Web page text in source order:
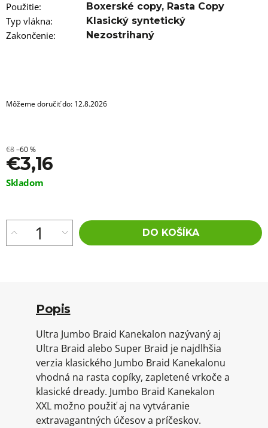
Použitie: Boxerské copy, Rasta Copy
Typ vlákna: Klasický syntetický
Zakončenie: Nezostrihaný
Môžeme doručiť do: 12.8.2026
€8–60 %
€3,16
Jednotková
Skladom
DO KOŠÍKA
Popis
Ultra Jumbo Braid Kanekalon nazývaný aj
Ultra Braid alebo Super Braid je najdlhšia
verzia klasického Jumbo Braid Kanekalonu
vhodná na rasta copíky, zapletené vrkoče a
klasické dready. Jumbo Braid Kanekalon
XXL možno použiť aj na vytváranie
extravagantných účesov a príčeskov.
ROVNÝ
MICRO
ZIZI